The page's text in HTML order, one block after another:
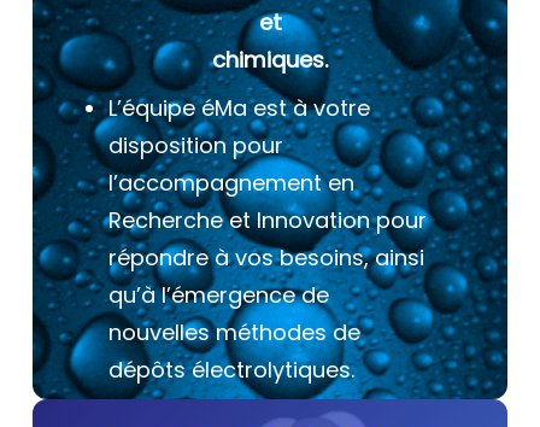
et
chimiques.
L’équipe éMa est à votre
disposition pour
l’accompagnement en
Recherche et Innovation pour
répondre à vos besoins, ainsi
qu’à l’émergence de
nouvelles méthodes de
dépôts électrolytiques.